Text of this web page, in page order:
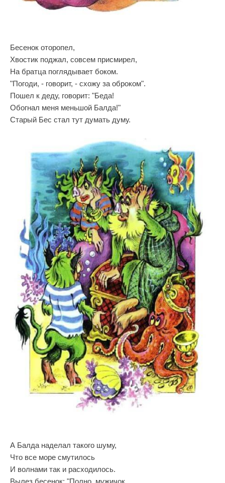
Бесенок оторопел,
Хвостик поджал, совсем присмирел,
На братца поглядывает боком.
"Погоди, - говорит, - схожу за оброком".
Пошел к деду, говорит: "Беда!
Обогнал меня меньшой Балда!"
Старый Бес стал тут думать думу.
А Балда наделал такого шуму,
Что все море смутилось
И волнами так и расходилось.
Вылез бесенок: "Полно, мужичок,